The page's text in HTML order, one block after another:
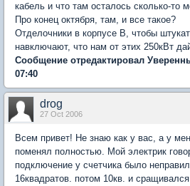
кабель и что там осталось сколько-то
Про конец октября, там, и все такое?
Отделочники в корпусе В, чтобы
навключают, что нам от этих 250кВт
Сообщение отредактировал
07:40
drog
27 Oct 2006
Всем привет! Не знаю как у вас, а у
поменял полностью. Мой электрик
подключение у счетчика было
16квадратов. потом 10кв. и